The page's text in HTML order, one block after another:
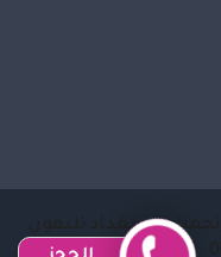
في بغداد تليفون